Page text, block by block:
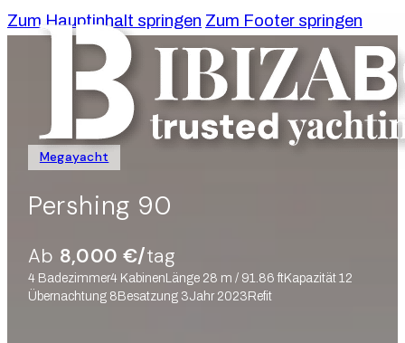
Zum Hauptinhalt springen Zum Footer springen
Megayacht
Pershing 90
Ab 8,000 €/tag
4 Badezimmer4 Kabinen Länge 28 m / 91.86 ftKapazität 12
Übernachtung 8 Besatzung 3Jahr 2023 Refit